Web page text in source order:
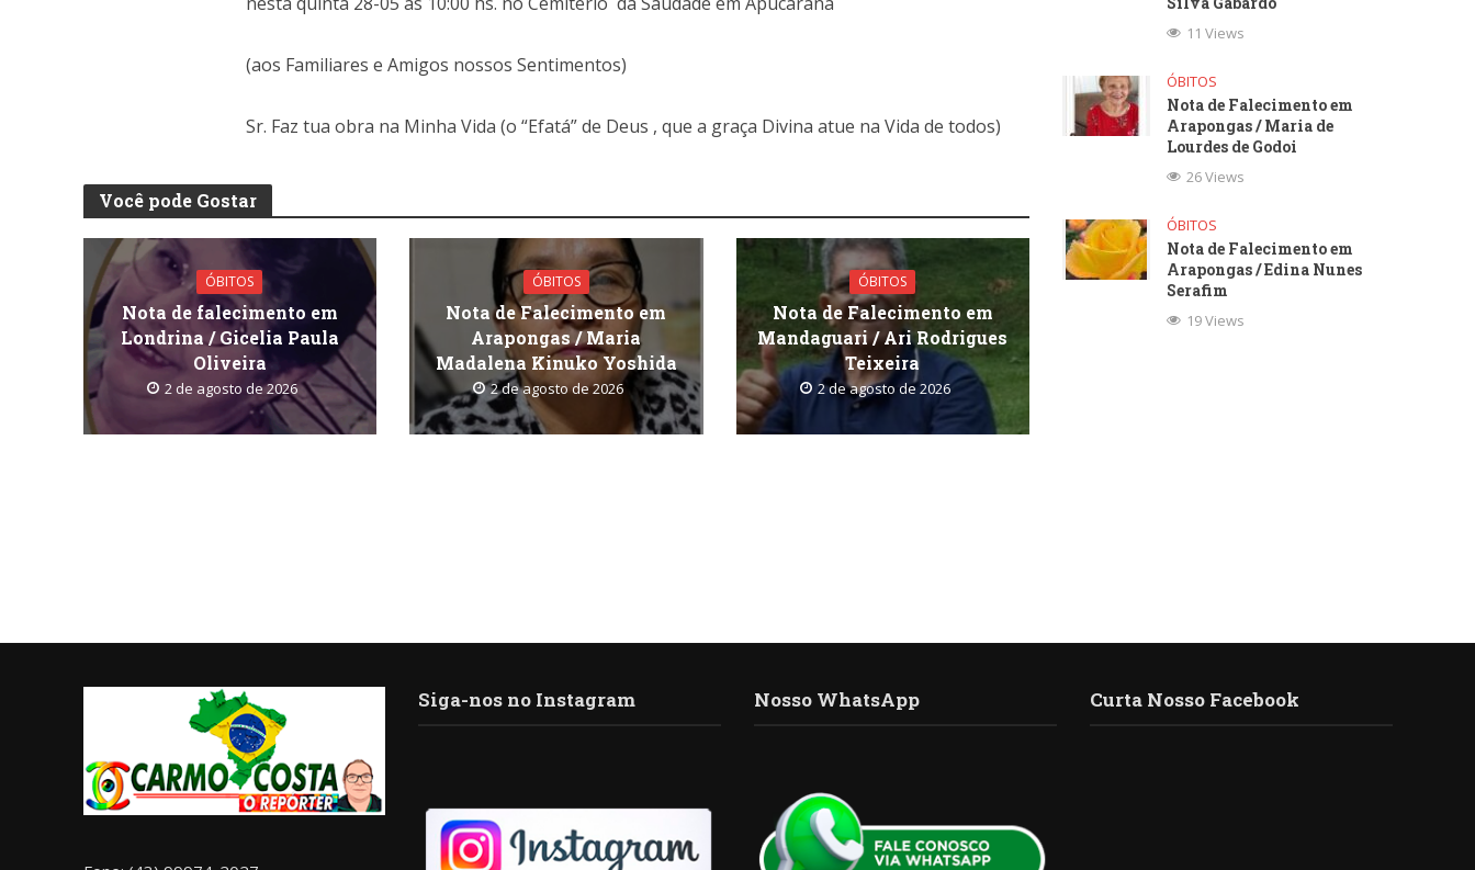
o p n
(aos Familiares e Amigos nossos Sentimentos)
Sr. Faz tua obra na Minha Vida (o “Efatá” de Deus , que a graça Divina atue na Vida de todos)
Você pode Gostar
ÓBITOS
Nota de falecimento em
Londrina / Gicelia Paula
Oliveira
2 de agosto de 2026
ÓBITOS
Nota de Falecimento em
Arapongas / Maria
Madalena Kinuko Yoshida
2 de agosto de 2026
ÓBITOS
Nota de Falecimento em
Mandaguari / Ari Rodrigues
Teixeira
2 de agosto de 2026
11 Views
ÓBITOS
Nota de Falecimento em
Arapongas / Maria de
Lourdes de Godoi
26 Views
ÓBITOS
Nota de Falecimento em
Arapongas / Edina Nunes
Serafim
19 Views
Siga-nos no Instagram Nosso WhatsApp Curta Nosso Facebook